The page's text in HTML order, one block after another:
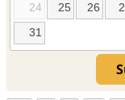
24
25 26
31